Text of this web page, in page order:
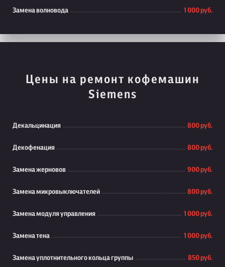
Замена волновода 1 000 руб.
Цены на ремонт кофемашин
Siemens
Декальцинация 800 руб.
Декофенация 800 руб.
Замена жерновов 900 руб.
Замена микровыключателей 800 руб.
Замена модуля управления 1 000 руб.
Замена тена 1 000 руб.
Замена уплотнительного кольца группы 850 руб.